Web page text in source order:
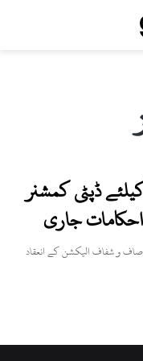
ڈپٹی کمشنر
جاری
2018ء) ضلع بھر میں صاف و شفاف الیکشن کے انعقاد